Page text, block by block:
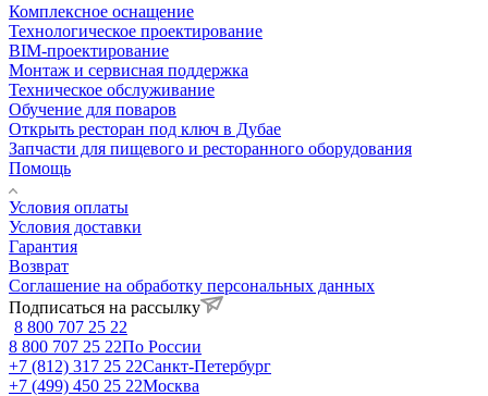
Комплексное оснащение
Технологическое проектирование
BIM-проектирование
Монтаж и сервисная поддержка
Техническое обслуживание
Обучение для поваров
Открыть ресторан под ключ в Дубае
Запчасти для пищевого и ресторанного оборудования
Помощь
Условия оплаты
Условия доставки
Гарантия
Возврат
Соглашение на обработку персональных данных
Подписаться на рассылку
8 800 707 25 22
8 800 707 25 22По России
+7 (812) 317 25 22Санкт-Петербург
+7 (499) 450 25 22Москва